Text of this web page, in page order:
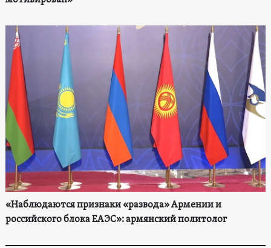
«Наблюдаются признаки «развода» Армении и
российского блока ЕАЭС»: армянский политолог